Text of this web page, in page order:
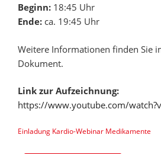
Beginn: 18:45 Uhr
Ende: ca. 19:45 Uhr
Weitere Informationen finden Sie
Dokument.
Link zur Aufzeichnung:
https://www.youtube.com/
Einladung Kardio-Webinar Medikamente